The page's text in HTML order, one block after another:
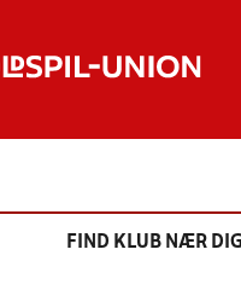
FIND KLUB NÆR DIG